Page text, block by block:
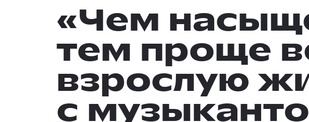
«Чем
тем проще
взрослую
с